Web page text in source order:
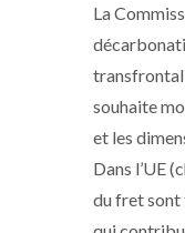
La
souhaite
et les
Dans l’UE
du fret sont